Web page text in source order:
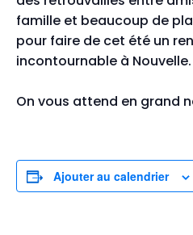
famille et beaucoup de
pour faire de cet été un
incontournable à Nouvelle.
On vous attend en grand
Ajouter au calendrier